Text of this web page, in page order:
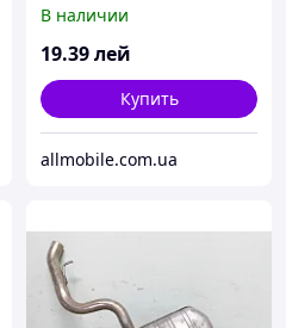
DV6- 3100/ DV6T- 3000/
DV6Z- 3000
В наличии
19.39лей
Купить
allmobile.com.ua